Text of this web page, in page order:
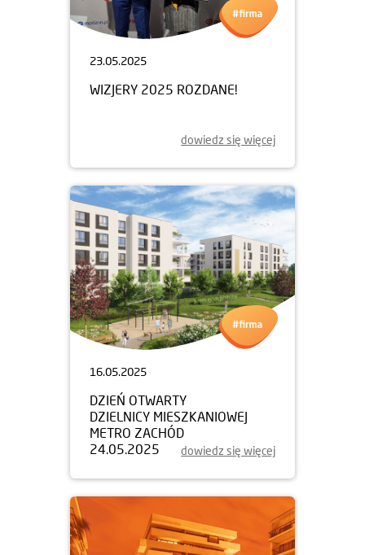
23.05.2025
WIZJERY 2025 ROZDANE!
dowiedz się więcej
16.05.2025
DZIEŃ OTWARTY
DZIELNICY MIESZKANIOWEJ
METRO ZACHÓD
24.05.2025
dowiedz się więcej